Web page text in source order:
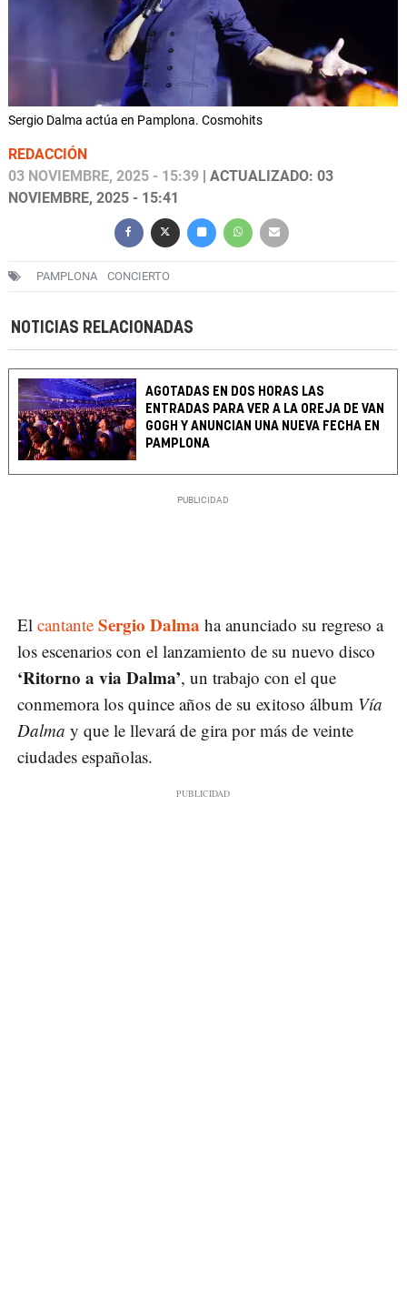
Sergio Dalma actúa en Pamplona. Cosmohits
REDACCIÓN
03 NOVIEMBRE, 2025 - 15:39 | ACTUALIZADO: 03
NOVIEMBRE, 2025 - 15:41
PAMPLONA CONCIERTO
NOTICIAS RELACIONADAS
AGOTADAS EN DOS HORAS LAS
ENTRADAS PARA VER A LA OREJA DE VAN
GOGH Y ANUNCIAN UNA NUEVA FECHA EN
PAMPLONA
El cantante Sergio Dalma ha anunciado su regreso a
los escenarios con el lanzamiento de su nuevo disco
‘Ritorno a via Dalma’, un trabajo con el que
conmemora los quince años de su exitoso álbum Vía
Dalma y que le llevará de gira por más de veinte
ciudades españolas.